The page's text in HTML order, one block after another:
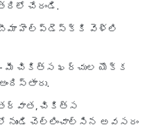
చేరండి.
బీమా హెల్ప్‌డెస్క్‌కి వెళ్లి
మీ చికిత్స ఖర్చుల యొక్క
తర్వాత, చికిత్స
నుండి చెల్లించాల్సిన అవసరం